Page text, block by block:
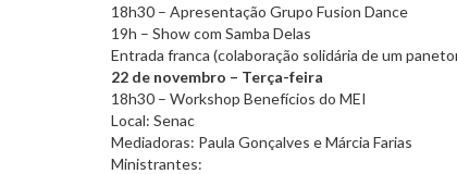
18h30 – Apresentação Grupo Fusion Dance
19h – Show com Samba Delas
Entrada franca (colaboração solidária de um
22 de novembro – Terça-feira
18h30 – Workshop Benefícios do MEI
Local: Senac
Mediadoras: Paula Gonçalves e Márcia Farias
Ministrantes: